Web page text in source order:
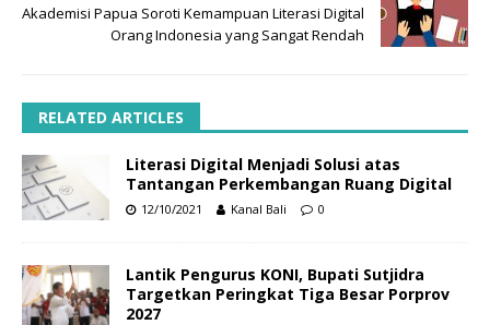
Akademisi Papua Soroti Kemampuan Literasi Digital
Orang Indonesia yang Sangat Rendah
RELATED ARTICLES
Literasi Digital Menjadi Solusi atas
Tantangan Perkembangan Ruang Digital
12/10/2021 Kanal Bali 0
Lantik Pengurus KONI, Bupati Sutjidra
Targetkan Peringkat Tiga Besar Porprov
2027